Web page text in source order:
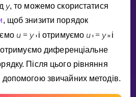
y, то можемо скористатися
, щоб знизити порядок
u = y′i отримуємо u′ = y″i
диференцiальне
Пiсля цього рiвняння
допомогою звичайних методiв.